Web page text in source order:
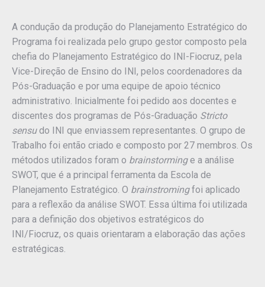
A condução da produção do Planejamento Estratégico do
Programa foi realizada pelo grupo gestor composto pela
chefia do Planejamento Estratégico do INI-Fiocruz, pela
Vice-Direção de Ensino do INI, pelos coordenadores da
Pós-Graduação e por uma equipe de apoio técnico
administrativo. Inicialmente foi pedido aos docentes e
discentes dos programas de Pós-Graduação Stricto
sensudo INI que enviassem representantes. O grupo de
Trabalho foi então criado e composto por 27 membros. Os
métodos utilizados foram o brainstorminge a análise
SWOT, que é a principal ferramenta da Escola de
Planejamento Estratégico. O brainstromingfoi aplicado
para a reflexão da análise SWOT. Essa última foi utilizada
para a definição dos objetivos estratégicos do
INI/Fiocruz, os quais orientaram a elaboração das ações
estratégicas.